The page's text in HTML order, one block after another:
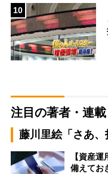
10
注目の著者・連載
藤川里絵「さあ、
【資産
備えてお